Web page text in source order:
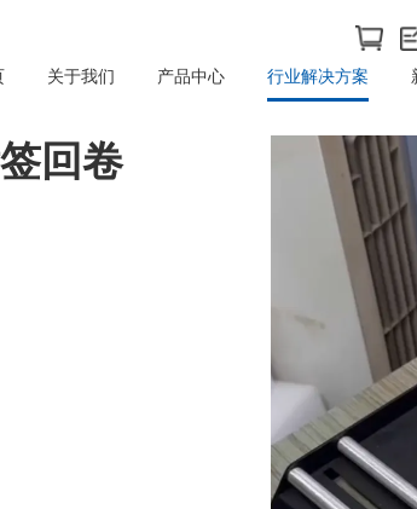
关于我们 产品中心 行业解决方案
回卷